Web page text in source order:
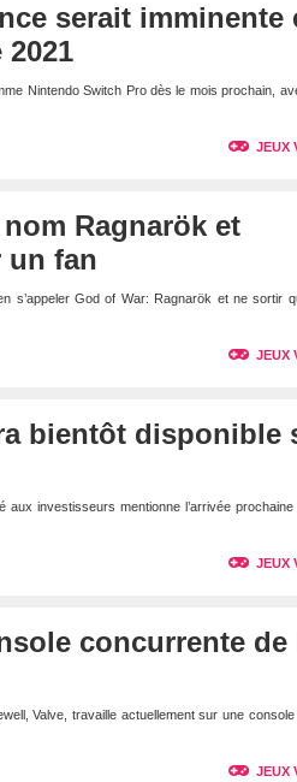
serait imminente
Nintendo Switch Pro dès le mois prochain,
JEUX
Ragnarök et
un fan
s’appeler God of War: Ragnarök et ne sortir
JEUX
bientôt disponible
investisseurs mentionne l’arrivée prochaine
JEUX
concurrente de
Valve, travaille actuellement sur une console
JEUX